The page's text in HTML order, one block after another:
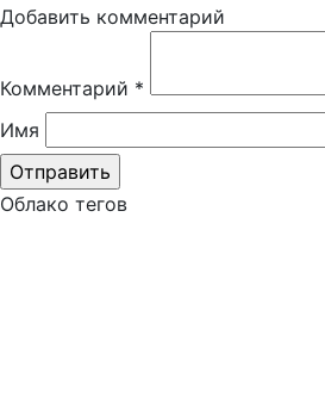
Добавить комментарий
Комментарий *
Имя
Облако тегов